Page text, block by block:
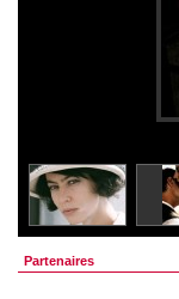
Partenaires